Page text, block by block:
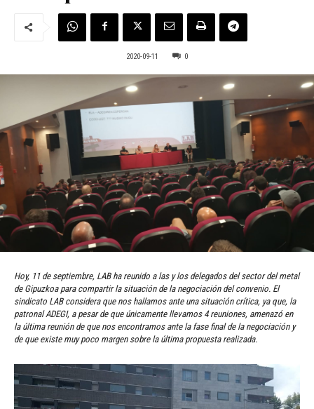
2020-09-11 0
Hoy, 11 de septiembre, LAB ha reunido a las y los delegados del sector del metal
de Gipuzkoa para compartir la situación de la negociación del convenio. El
sindicato LAB considera que nos hallamos ante una situación crítica, ya que, la
patronal ADEGI, a pesar de que únicamente llevamos 4 reuniones, amenazó en
la última reunión de que nos encontramos ante la fase final de la negociación y
de que existe muy poco margen sobre la última propuesta realizada.